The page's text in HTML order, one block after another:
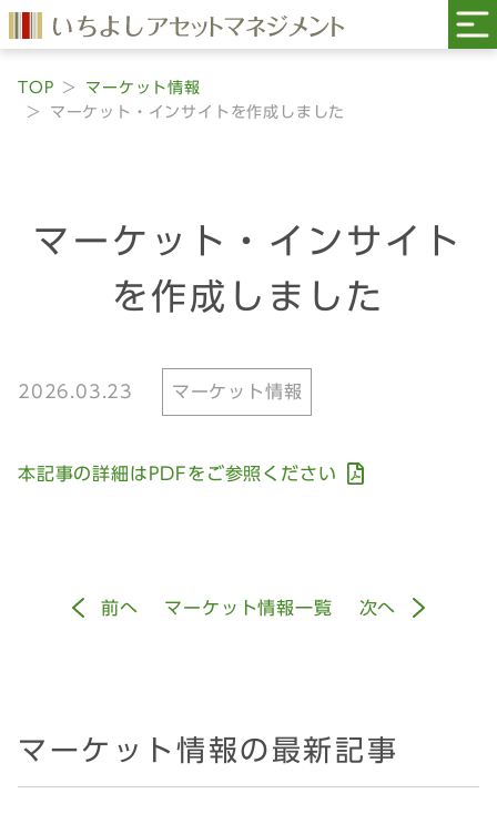
TOP
マーケット情報
マーケット・インサイトを作成しました
マーケット・インサイト
を作成しました
2026.03.23 マーケット情報
本記事の詳細はPDFをご参照ください
前へ マーケット情報一覧 次へ
マーケット情報の最新記事